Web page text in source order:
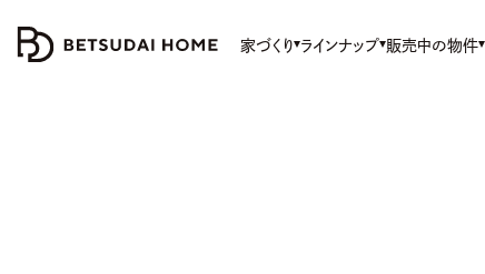
家づくり ラインナップ 販売中の物件